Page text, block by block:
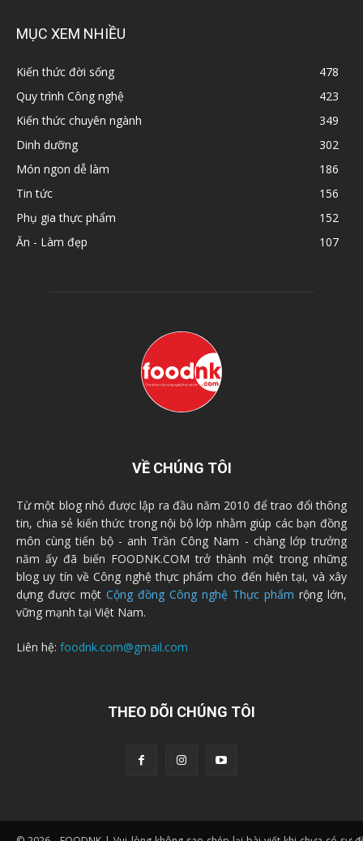
MỤC XEM NHIỀU
Kiến thức đời sống
478
Quy trình Công nghệ
423
Kiến thức chuyên ngành
349
Dinh dưỡng
302
Món ngon dễ làm
186
Tin tức
156
Phụ gia thực phẩm
152
Ăn - Làm đẹp
107
VỀ CHÚNG TÔI
Từ một blog nhỏ được lập ra đầu năm 2010 để trao đổi thông
tin, chia sẻ kiến thức trong nội bộ lớp nhằm giúp các bạn đồng
môn cùng tiến bộ - anh Trần Công Nam - chàng lớp trưởng
năm ấy đã biến FOODNK.COM trở thành một trong những
blog uy tín về Công nghệ thực phẩm cho đến hiện tại, và xây
dựng được một Cộng đồng Công nghệ Thực phẩm rộng lớn,
vững mạnh tại Việt Nam.
Liên hệ: foodnk.com@gmail.com
THEO DÕI CHÚNG TÔI